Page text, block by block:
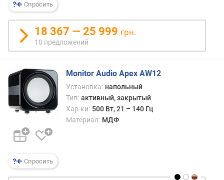
а
.
ч
а
с
т
о
т
а
Г
ц
и
Спросить
18 367 — 25 999 грн.
10 предложений
Спросить
Monitor Audio Apex AW12
Установка: напольный
Тип: активный, закрытый
Хар-ки: 500 Вт, 21 – 140 Гц
Материал: МДФ